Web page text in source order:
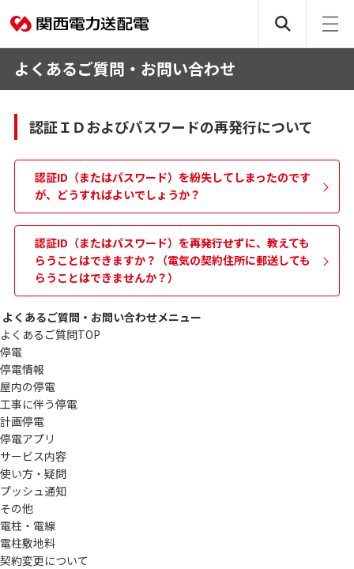
よくあるご質問・お問い合わせ
認証ＩＤおよびパスワードの再発行について
認証ID（またはパスワード）を紛失してしまったのです
が、どうすればよいでしょうか？
認証ID（またはパスワード）を再発行せずに、教えても
らうことはできますか？（電気の契約住所に郵送しても
らうことはできませんか？）
よくあるご質問・お問い合わせメニュー
よくあるご質問TOP
停電
停電情報
屋内の停電
工事に伴う停電
計画停電
停電アプリ
サービス内容
使い方・疑問
プッシュ通知
その他
電柱・電線
電柱敷地料
契約変更について